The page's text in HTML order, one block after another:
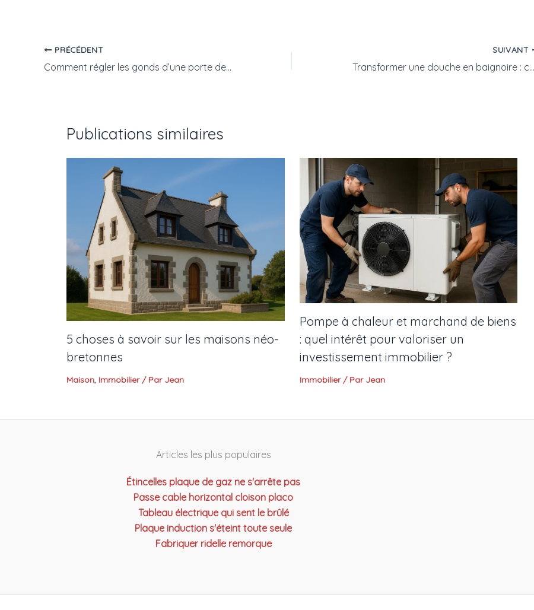
PRÉCÉDENT
Comment régler les gonds d’une porte de chambre facilement ?
SUIVANT
Transformer une douche en baignoire : comment faire pour réussir ces travaux ?
Publications similaires
5 choses à savoir sur les maisons néo-
bretonnes
Maison, Immobilier/ Par Jean
Pompe à chaleur et marchand de biens
: quel intérêt pour valoriser un
investissement immobilier ?
Immobilier/ Par Jean
Articles les plus populaires
Étincelles plaque de gaz ne s'arrête pas
Passe cable horizontal cloison placo
Tableau électrique qui sent le brûlé
Plaque induction s'éteint toute seule
Fabriquer ridelle remorque